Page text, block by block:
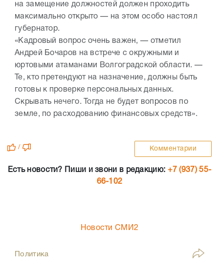
на замещение должностей должен проходить
максимально открыто — на этом особо настоял
губернатор.
«Кадровый вопрос очень важен, — отметил
Андрей Бочаров на встрече с окружными и
юртовыми атаманами Волгоградской области. —
Те, кто претендуют на назначение, должны быть
готовы к проверке персональных данных.
Скрывать нечего. Тогда не будет вопросов по
земле, по расходованию финансовых средств».
/ Комментарии
Есть новости? Пиши и звони в редакцию: +7 (937) 55-
66-102
Новости СМИ2
Политика